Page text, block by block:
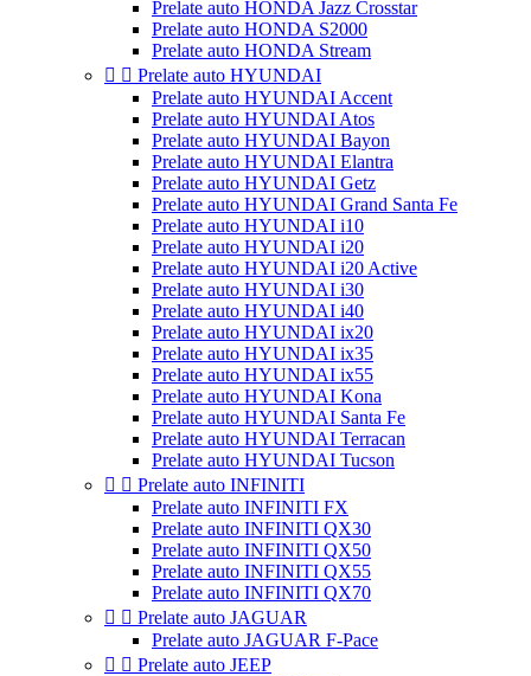
Prelate auto HONDA Jazz Crosstar
Prelate auto HONDA S2000
Prelate auto HONDA Stream
  Prelate auto HYUNDAI
Prelate auto HYUNDAI Accent
Prelate auto HYUNDAI Atos
Prelate auto HYUNDAI Bayon
Prelate auto HYUNDAI Elantra
Prelate auto HYUNDAI Getz
Prelate auto HYUNDAI Grand Santa Fe
Prelate auto HYUNDAI i10
Prelate auto HYUNDAI i20
Prelate auto HYUNDAI i20 Active
Prelate auto HYUNDAI i30
Prelate auto HYUNDAI i40
Prelate auto HYUNDAI ix20
Prelate auto HYUNDAI ix35
Prelate auto HYUNDAI ix55
Prelate auto HYUNDAI Kona
Prelate auto HYUNDAI Santa Fe
Prelate auto HYUNDAI Terracan
Prelate auto HYUNDAI Tucson
  Prelate auto INFINITI
Prelate auto INFINITI FX
Prelate auto INFINITI QX30
Prelate auto INFINITI QX50
Prelate auto INFINITI QX55
Prelate auto INFINITI QX70
  Prelate auto JAGUAR
Prelate auto JAGUAR F-Pace
  Prelate auto JEEP